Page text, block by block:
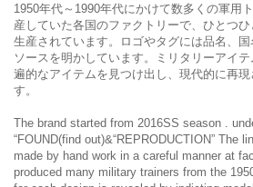
1950年代～1990年代にかけて数多くの軍用
産していた各国のファクトリーで、ひとつ
生産されています。ロゴやタグには品名、
ソースを明かしています。ミリタリーアイ
遍的なアイテムを見つけ出し、現代的に再
す。
The brand started from 2016SS season .
“FOUND(find out)&“REPRODUCTION” The
made by hand work in a careful manner at
produced many military trainers from the